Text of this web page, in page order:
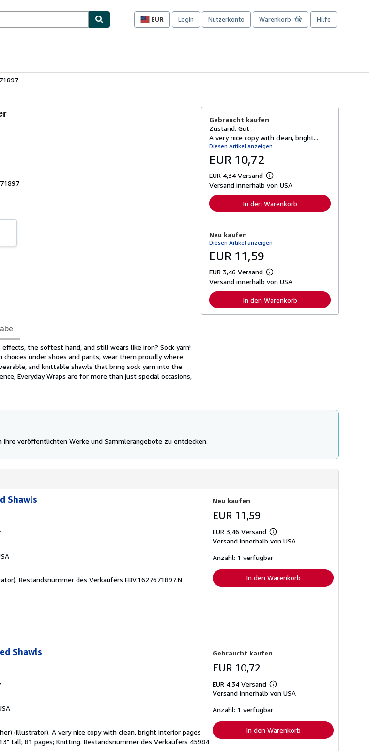
EUR
Seite
Einkaufseinstellungen.
Login Nutzerkonto Warenkorb Hilfe
the softest hand, and still wears like iron? Sock yarn!
under shoes and pants; wear them proudly where
and knittable shawls that bring sock yarn into the
Everyday Wraps are for more than just special occasions,
Gebraucht kaufen
Zustand: Gut
A very nice copy with clean, bright...
Diesen Artikel anzeigen
EUR 10,72
EUR 4,34 Versand
W
e
t
e
e
f
a
t
n
e
n
t
Versand innerhalb von USA
In den Warenkorb
Neu kaufen
Diesen Artikel anzeigen
EUR 11,59
EUR 3,46 Versand
W
e
t
e
n
Versand innerhalb von USA
In den Warenkorb
ihre veröffentlichten Werke und Sammlerangebote zu entdecken.
Shawls
Bestandsnummer des Verkäufers EBV.1627671897.N
Neu kaufen
EUR 11,59
EUR 3,46 Versand
Weitere
Informationen
Versandkosten
Versand innerhalb von USA
Anzahl: 1 verfügbar
In den Warenkorb
Shawls
(illustrator). A very nice copy with clean, bright interior pages
tall; 81 pages; Knitting. Bestandsnummer des Verkäufers 45984
Gebraucht kaufen
EUR 10,72
EUR 4,34 Versand
Weitere
Informationen
Versandkosten
Versand innerhalb von USA
Anzahl: 1 verfügbar
In den Warenkorb